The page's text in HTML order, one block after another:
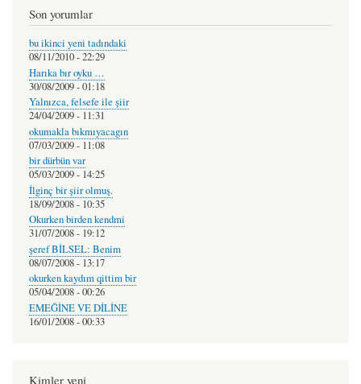
Son yorumlar
bu ikinci yeni tadındaki
08/11/2010 - 22:29
Harıka bır oyku …
30/08/2009 - 01:18
Yalnızca, felsefe ile şiir
24/04/2009 - 11:31
okumakla bıkmıyacagın
07/03/2009 - 11:08
bir dürbün var
05/03/2009 - 14:25
İlginç bir şiir olmuş.
18/09/2008 - 10:35
Okurken birden kendmi
31/07/2008 - 19:12
şeref BİLSEL: Benim
08/07/2008 - 13:17
okurken kaydım qittim bir
05/04/2008 - 00:26
EMEĞİNE VE DİLİNE
16/01/2008 - 00:33
Kimler yeni